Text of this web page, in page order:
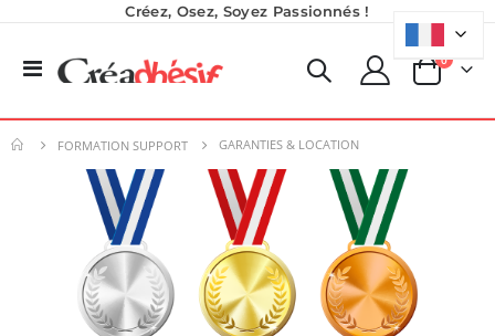
Créez, Osez, Soyez Passionnés !
Basculer
Panier
0produits
FORMATION SUPPORT GARANTIES & LOCATION